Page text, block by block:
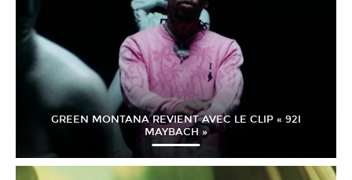
GREEN MONTANA REVIENT AVEC LE CLIP « 92I
MAYBACH »